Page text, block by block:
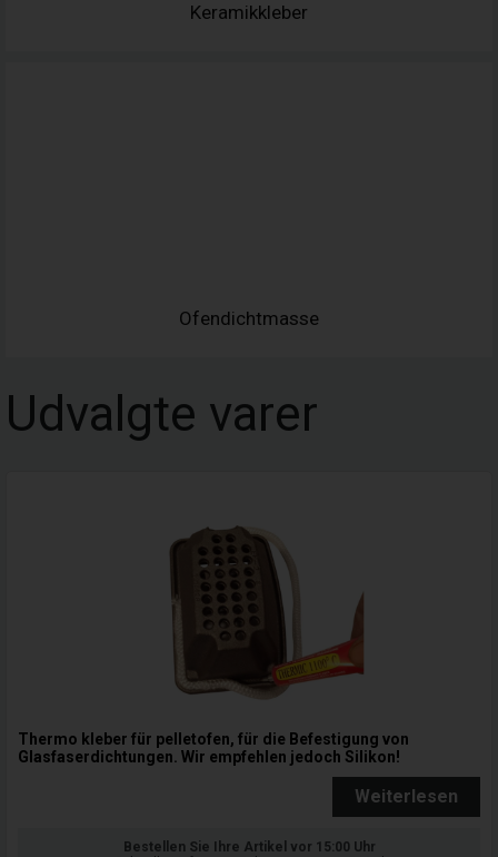
Keramikkleber
Ofendichtmasse
Udvalgte varer
Thermo kleber für pelletofen, für die Befestigung von
Glasfaserdichtungen. Wir empfehlen jedoch Silikon!
Weiterlesen
Bestellen Sie Ihre Artikel vor 15:00 Uhr